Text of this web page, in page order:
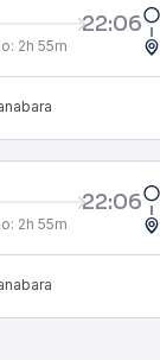
22:06
2h 55m
22:06
2h 55m